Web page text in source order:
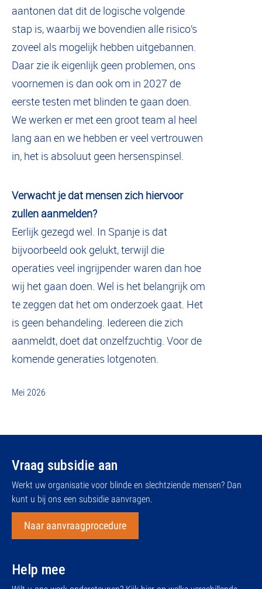
aantonen dat dit de logische volgende
stap is, waarbij we bovendien alle risico’s
zoveel als mogelijk hebben uitgebannen.
Daar zie ik eigenlijk geen problemen, ons
voornemen is dan ook om in 2027 de
eerste testen met blinden te gaan doen.
We werken er met een groot team al heel
lang aan en we hebben er veel vertrouwen
in, het is absoluut geen hersenspinsel.
Verwacht je dat mensen zich hiervoor
zullen aanmelden?
Eerlijk gezegd wel. In Spanje is dat
bijvoorbeeld ook gelukt, terwijl die
operaties veel ingrijpender waren dan hoe
wij het gaan doen. Wel is het belangrijk om
te zeggen dat het om onderzoek gaat. Het
is geen behandeling. Iedereen die zich
aanmeldt, doet dat onzelfzuchtig. Voor de
komende generaties lotgenoten.
Mei 2026
Vraag subsidie aan
Werkt uw organisatie voor blinde en slechtziende mensen? Dan
kunt u bij ons een subsidie aanvragen.
Naar aanvraagprocedure
Help mee